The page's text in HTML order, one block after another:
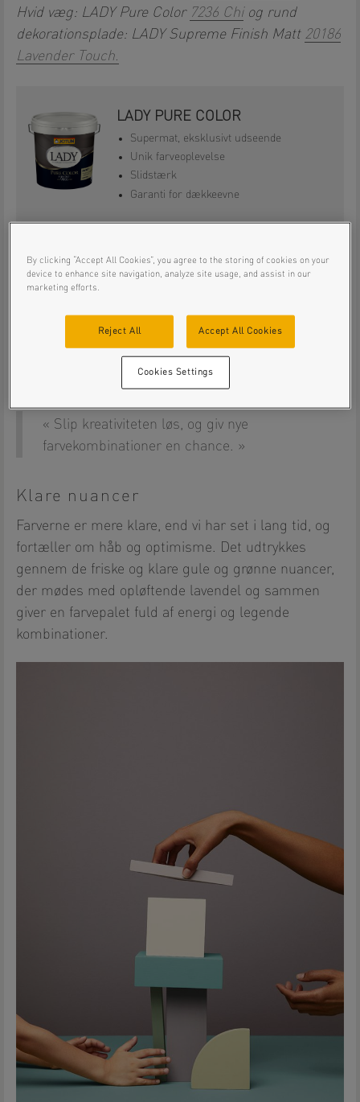
Hvid væg: LADY Pure Color 7236 Chiog rund
dekorationsplade: LADY Supreme Finish Matt 20186
Lavender Touch.
LADY PURE COLOR
Supermat, eksklusivt udseende
Unik farveoplevelse
Slidstærk
Garanti for dækkeevne
LADY PERFECTION
Smukt og ensartet resultat
Garanti for dækkeevne
Slip kreativiteten løs, og giv nye
farvekombinationer en chance.
Klare nuancer
Farverne er mere klare, end vi har set i lang tid, og
fortæller om håb og optimisme. Det udtrykkes
gennem de friske og klare gule og grønne nuancer,
der mødes med opløftende lavendel og sammen
giver en farvepalet fuld af energi og legende
kombinationer.
By clicking “Accept All Cookies”, you agree to the storing of cookies on your
device to enhance site navigation, analyze site usage, and assist in our
marketing efforts.
Reject All Accept All Cookies
Cookies Settings